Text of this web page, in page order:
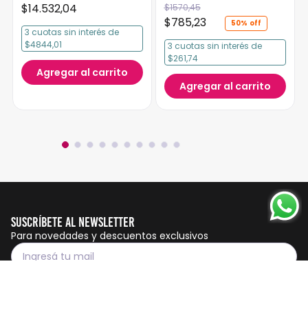
$14.532,04
3 cuotas sin interés de
$4844,01
Agregar al carrito
50%
$1570,45
$785,23
3 cuotas sin interés de
$261,74
Agregar al carrito
Suscríbete al Newsletter
Para novedades y descuentos exclusivos